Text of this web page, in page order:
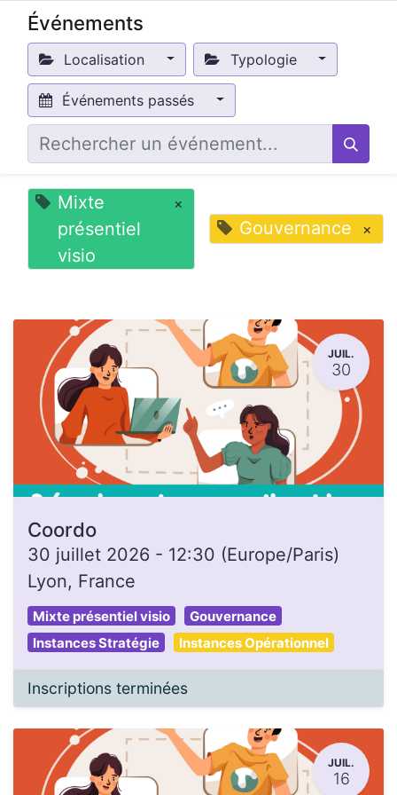
Événements
Localisation Typologie
Événements passés
Mixte
présentiel
visio
×
Gouvernance ×
JUIL.
30
Coordo
30 juillet 2026 - 12:30 (Europe/Paris)
Lyon, France
Mixte présentiel visio
Gouvernance
Instances Stratégie
Instances Opérationnel
Inscriptions terminées
JUIL.
16